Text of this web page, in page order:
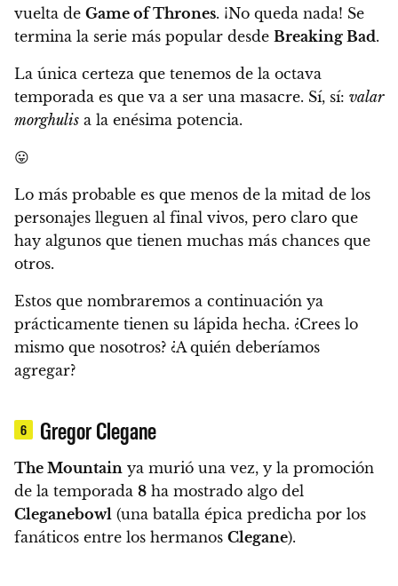
vuelta de Game of Thrones. ¡No queda nada! Se
termina la serie más popular desde Breaking Bad.
La única certeza que tenemos de la octava
temporada es que va a ser una masacre. Sí, sí: valar
morghulis a la enésima potencia.
😛
Lo más probable es que menos de la mitad de los
personajes lleguen al final vivos, pero claro que
hay algunos que tienen muchas más chances que
otros.
Estos que nombraremos a continuación ya
prácticamente tienen su lápida hecha. ¿Crees lo
mismo que nosotros? ¿A quién deberíamos
agregar?
6 Gregor Clegane
The Mountain ya murió una vez, y la promoción
de la temporada 8 ha mostrado algo del
Cleganebowl (una batalla épica predicha por los
fanáticos entre los hermanos Clegane).